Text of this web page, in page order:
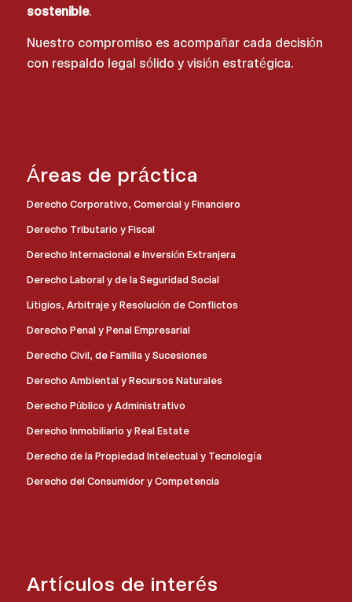
sostenible.
Nuestro compromiso es acompañar cada decisión
con respaldo legal sólido y visión estratégica.
Áreas de práctica
Derecho Corporativo, Comercial y Financiero
Derecho Tributario y Fiscal
Derecho Internacional e Inversión Extranjera
Derecho Laboral y de la Seguridad Social
Litigios, Arbitraje y Resolución de Conflictos
Derecho Penal y Penal Empresarial
Derecho Civil, de Familia y Sucesiones
Derecho Ambiental y Recursos Naturales
Derecho Público y Administrativo
Derecho Inmobiliario y Real Estate
Derecho de la Propiedad Intelectual y Tecnología
Derecho del Consumidor y Competencia
Artículos de interés